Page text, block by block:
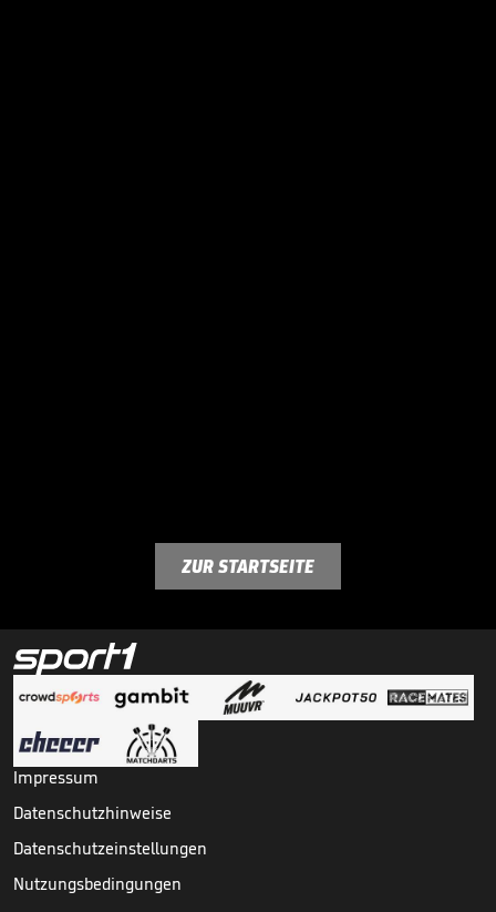
ZUR STARTSEITE
Impressum
Datenschutzhinweise
Datenschutzeinstellungen
Nutzungsbedingungen